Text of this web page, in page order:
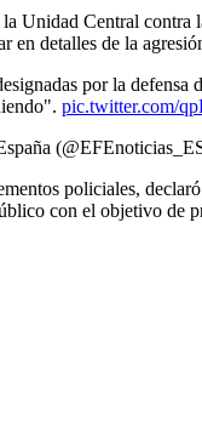
Unidad Central
en detalles de la
por la
pic.twitter.com/
policiales,
con el objetivo de